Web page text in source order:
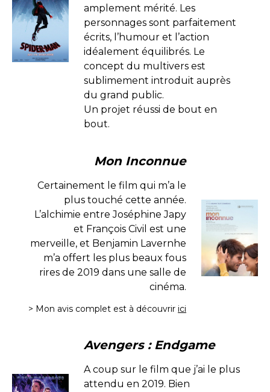
amplement mérité. Les
personnages sont parfaitement
écrits, l’humour et l’action
idéalement équilibrés. Le
concept du multivers est
sublimement introduit auprès
du grand public.
Un projet réussi de bout en
bout.
Mon Inconnue
Certainement le film qui m’a le
plus touché cette année.
L’alchimie entre Joséphine Japy
et François Civil est une
merveille, et Benjamin Lavernhe
m’a offert les plus beaux fous
rires de 2019 dans une salle de
cinéma.
> Mon avis complet est à découvririci
Avengers : Endgame
A coup sur le film que j’ai le plus
attendu en 2019. Bien